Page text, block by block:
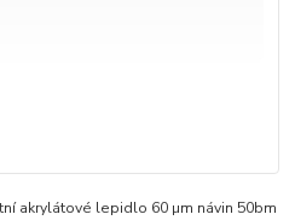
akrylátové lepidlo 60 µm návin 50bm